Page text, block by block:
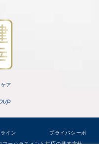
ア
イドライン
プライバシーポ